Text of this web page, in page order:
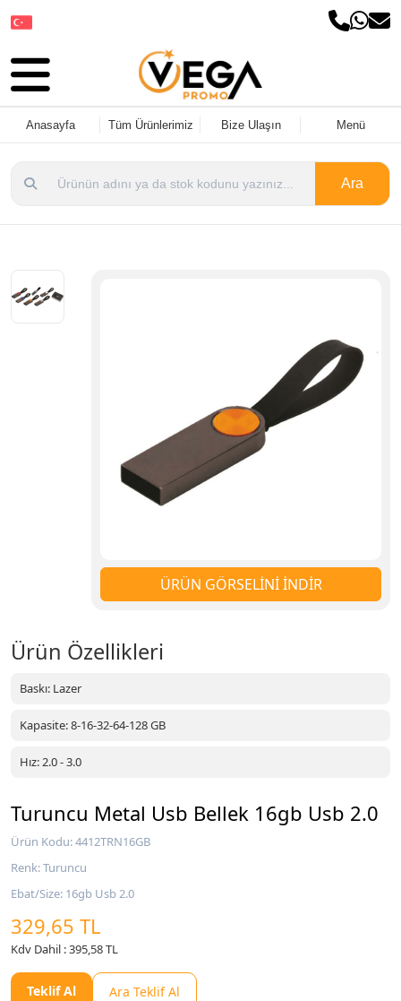
Anasayfa Tüm Ürünlerimiz Bize Ulaşın Menü
Ara
ÜRÜN GÖRSELİNİ İNDİR
Ürün Özellikleri
Baskı: Lazer
Kapasite: 8-16-32-64-128 GB
Hız: 2.0 - 3.0
Turuncu Metal Usb Bellek 16gb Usb 2.0
Ürün Kodu: 4412TRN16GB
Renk: Turuncu
Ebat/Size: 16gb Usb 2.0
329,65 TL
Kdv Dahil : 395,58 TL
Teklif Al Ara Teklif Al